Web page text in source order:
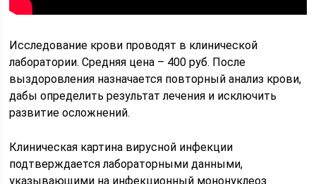
Исследование крови проводят в клинической
лаборатории. Средняя цена – 400 руб. После
выздоровления назначается повторный анализ крови,
дабы определить результат лечения и исключить
развитие осложнений.
Клиническая картина вирусной инфекции
подтверждается лабораторными данными,
указывающими на инфекционный мононуклеоз.